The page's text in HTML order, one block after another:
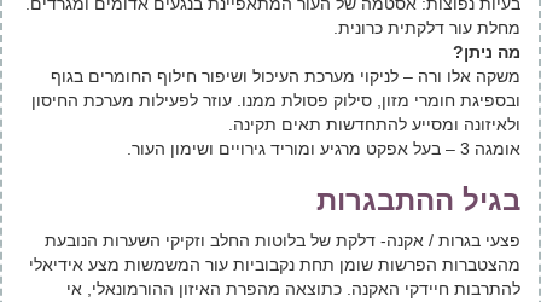
בעיות נפוצות: אסטמה של העור המתאפיינת בנגעים אדומים ומגרדים.
מחלת עור דלקתית כרונית.
מה ניתן?
משקה אלו ורה – לניקוי מערכת העיכול ושיפור חילוף החומרים בגוף
ובספיגת חומרי מזון, סילוק פסולת ממנו. עוזר לפעילות מערכת החיסון
ולאיזונה ומסייע להתחדשות תאים תקינה.
אומגה 3 – בעל אפקט מרגיע ומוריד גירויים ושימון העור.
בגיל ההתבגרות
פצעי בגרות / אקנה- דלקת של בלוטות החלב וזקיקי השערות הנובעת
מהצטברות הפרשות שומן תחת נקבוביות עור המשמשות מצע אידיאלי
להתרבות חיידקי האקנה. כתוצאה מהפרת האיזון ההורמונאלי, אי